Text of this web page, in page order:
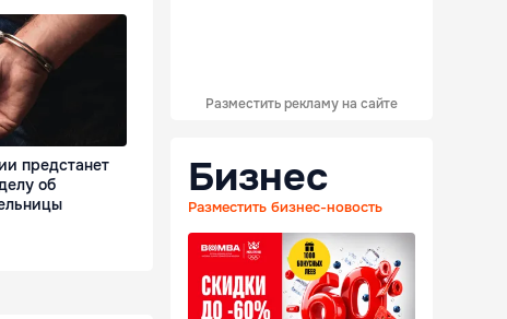
предстанет
об
Разместить рекламу на сайте
Бизнес
Разместить бизнес-новость